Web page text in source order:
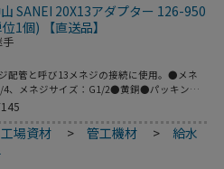
SANEI 20X13アダプター 126-950
1個) 【直送品】
手
配管と呼び13メネジの接続に使用。●メネ
4、メネジサイズ：G1/2●黄銅●パッキン付
場資材 >管工機材 > 給水